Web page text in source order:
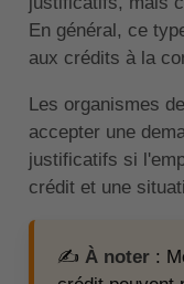
En général, ce
aux crédits à la
Les organismes
accepter une
justificatifs si
crédit et une
✍️ À noter: